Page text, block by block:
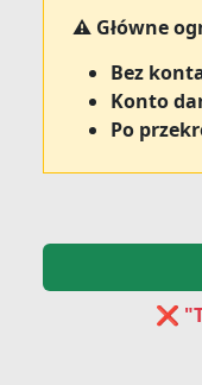
⚠️ Główne
Bez
Konto
Po
❌